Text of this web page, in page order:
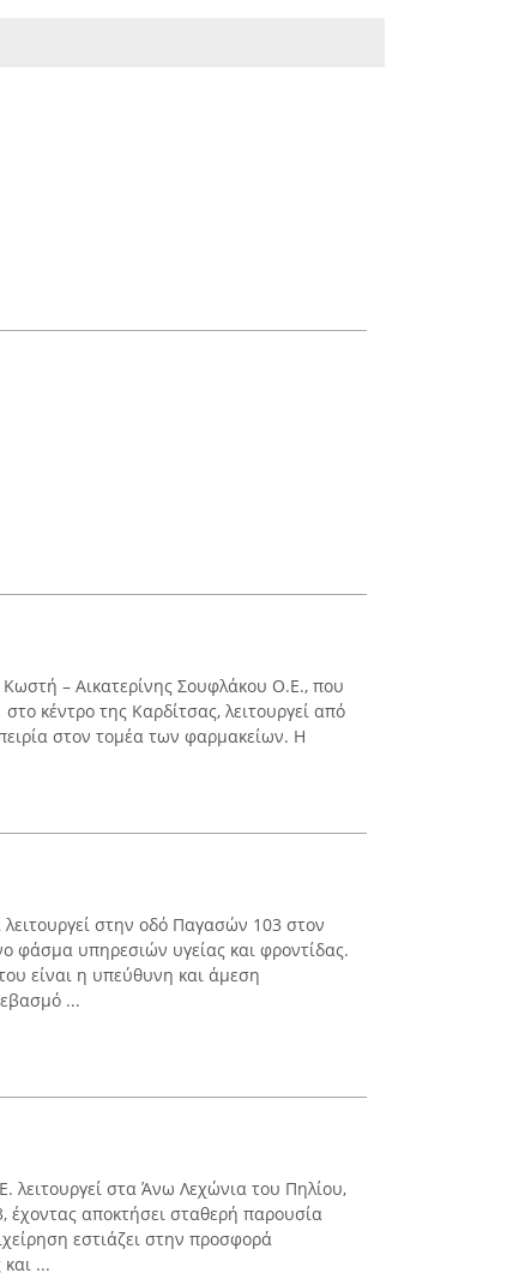
– Αικατερίνης Σουφλάκου Ο.Ε., που
κέντρο της Καρδίτσας, λειτουργεί από
στον τομέα των φαρμακείων. Η
στην οδό Παγασών 103 στον
φάσμα υπηρεσιών υγείας και φροντίδας.
είναι η υπεύθυνη και άμεση
...
λειτουργεί στα Άνω Λεχώνια του Πηλίου,
αποκτήσει σταθερή παρουσία
εστιάζει στην προσφορά
...